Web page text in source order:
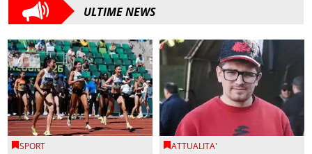
ULTIME NEWS
SPORT ATTUALITA'